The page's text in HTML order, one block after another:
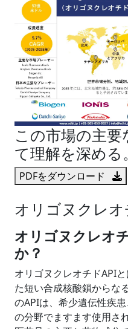
この市場の主
て理解を深める。
PDFをダウンロード
オリゴヌクレ
オリゴヌクレオ
か？
オリゴヌクレオチドAPI
た短い合成核酸鎖からな
のAPIは、希少遺伝性疾
の分野でますます使用さ